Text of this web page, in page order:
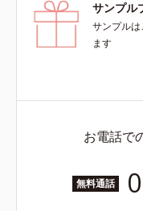
サンプル
サンプル
ます
お電話で
無料通話